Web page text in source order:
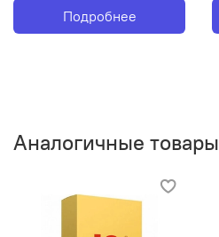
Подробнее
Аналогичные товары